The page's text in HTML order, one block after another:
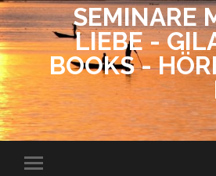
SEMINARE
LIEBE -
BOOKS -